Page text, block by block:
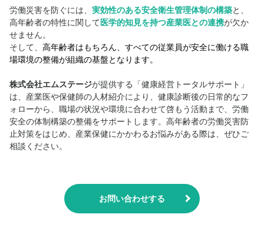
労働災害を防ぐには、 実効性のある安全衛生管理体制の構築と、
高年齢者の特性に関して医学的知見を持つ産業医との連携が欠か
せません。
そして、 高年齢者はもちろん、すべての従業員が安全に働ける職
場環境の整備が組織の基盤となります。
株式会社エムステージが提供する「健康経営トータルサポート」
は、産業医や保健師の人材紹介により、健康診断後の日常的なフ
ォローから、職場の状況や環境に合わせて啓もう活動まで、労働
安全の体制構築の整備をサポートします。高年齢者の労働災害防
止対策をはじめ、産業保健にかかわるお悩みがある際は、ぜひご
相談ください。
お問い合わせする